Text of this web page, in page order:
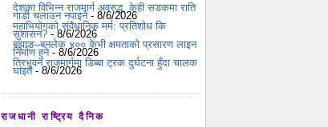
देशका विभिन्न राजमार्ग अवरुद्ध, केही सडकमा राति
गाडी चलाउन नपाइने- 8/6/2026
महाभियोगको संवैधानिक मर्म: प्रतिशोध कि
सुशासन? - 8/6/2026
बझाङ–बनलेक ४०० केभी क्षमताको प्रसारण लाइन
निर्माण हुने- 8/6/2026
त्रिभुवन राजमार्गमा डिब्बा ट्रक दुर्घटना हुँदा चालक
घाइते- 8/6/2026
राजधानी राष्ट्रिय दैनिक